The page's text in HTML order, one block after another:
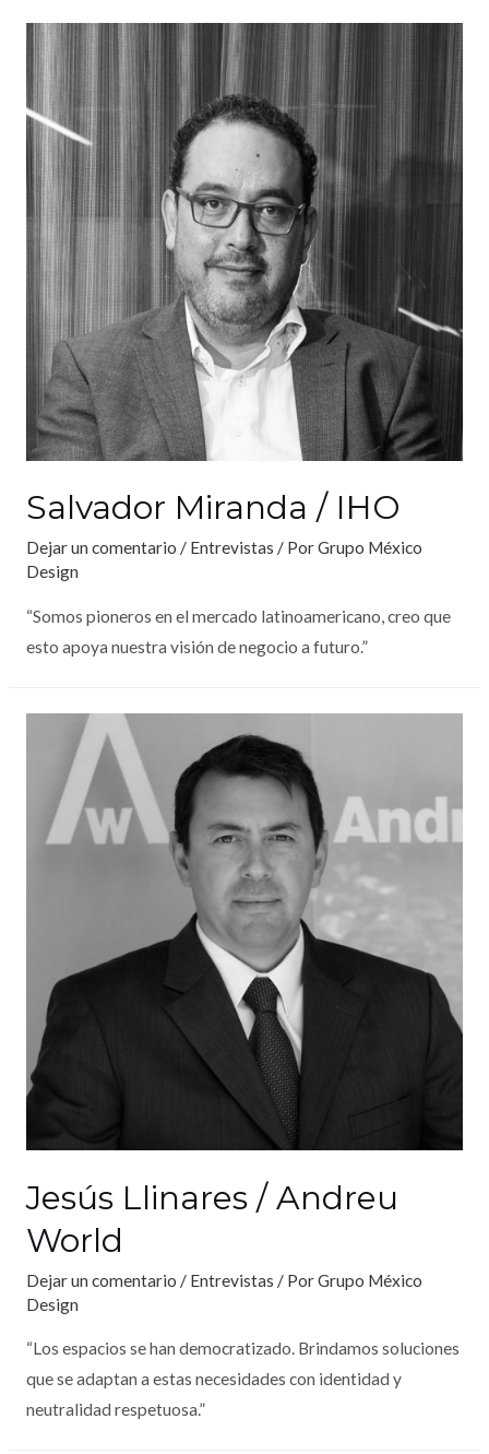
Salvador Miranda / IHO
Dejar un comentario / Entrevistas / PorGrupo México
Design
“Somos pioneros en el mercado latinoamericano, creo que
esto apoya nuestra visión de negocio a futuro.”
Jesús Llinares / Andreu
World
Dejar un comentario / Entrevistas / PorGrupo México
Design
“Los espacios se han democratizado. Brindamos soluciones
que se adaptan a estas necesidades con identidad y
neutralidad respetuosa.”